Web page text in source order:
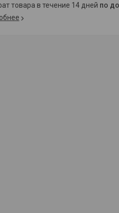
товара в течение 14 дней по